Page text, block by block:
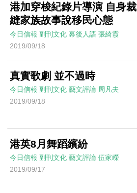
港加穿梭紀錄片導演 自身裁
縫家族故事說移民心態
今日信報 副刊文化 幕後人語 張綺霞
2019/09/18
真實歌劇 並不過時
今日信報 副刊文化 藝文評論 周凡夫
2019/09/18
港英8月舞蹈繽紛
今日信報 副刊文化 藝文評論 伍家嶸
2019/09/17